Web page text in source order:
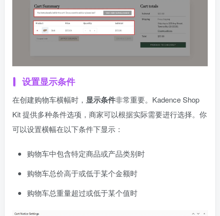
设置显示条件
在创建购物车横幅时， 显示条件非常重要。Kadence Shop
Kit 提供多种条件选项，商家可以根据实际需要进行选择。你
可以设置横幅在以下条件下显示：
购物车中包含特定商品或产品类别时
购物车总价高于或低于某个金额时
购物车总重量超过或低于某个值时